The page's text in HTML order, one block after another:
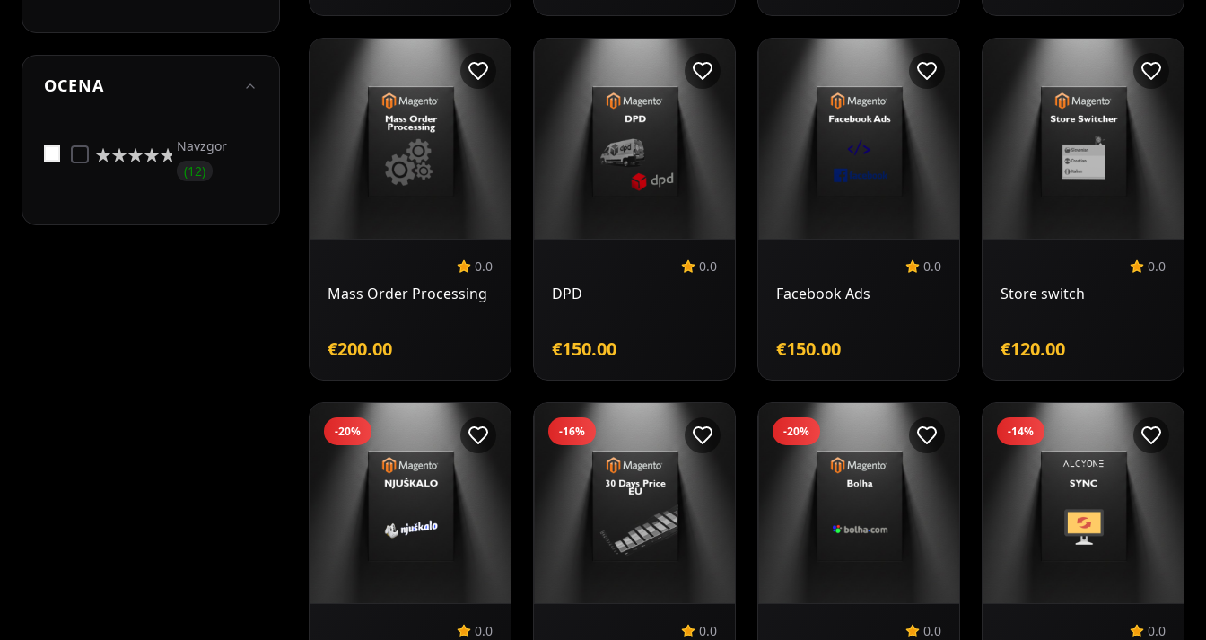
0.0
Mass Order Processing
€200.00
0.0
DPD
€150.00
0.0
Facebook Ads
€150.00
0.0
Store switch
€120.00
-20%
0.0
-16%
0.0
-20%
0.0
-14%
0.0
OCENA
Ocena:
Navzgor
12